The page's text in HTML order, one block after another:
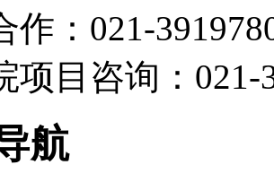
作：021-
项目咨询：021-
航